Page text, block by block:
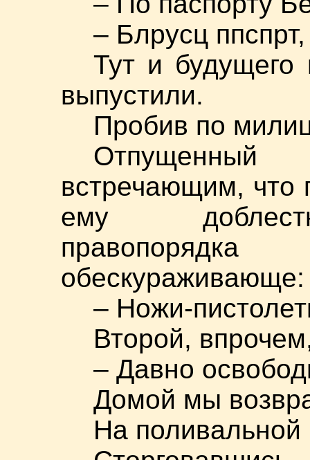
– Блрусц
Тут и будущего
выпустили.
Пробив по
встречающим, что
ему
правопорядка
обескураживающе:
– Ножи-
Второй,
– Давно
Домой мы
На